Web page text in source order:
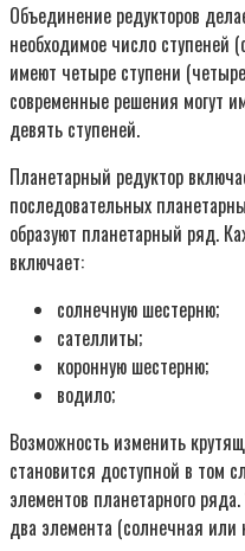
Объединение редукторов
необходимое число ступеней
имеют четыре ступени
современные решения могут
девять ступеней.
Планетарный редуктор
последовательных
образуют планетарный ряд.
включает:
солнечную шестерню;
сателлиты;
коронную шестерню;
водило;
Возможность изменить
становится доступной в том
элементов планетарного
два элемента (солнечная